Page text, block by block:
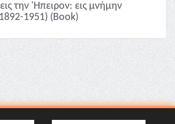
την 'Ηπειρον: εις μνήμην
1951) (Book)